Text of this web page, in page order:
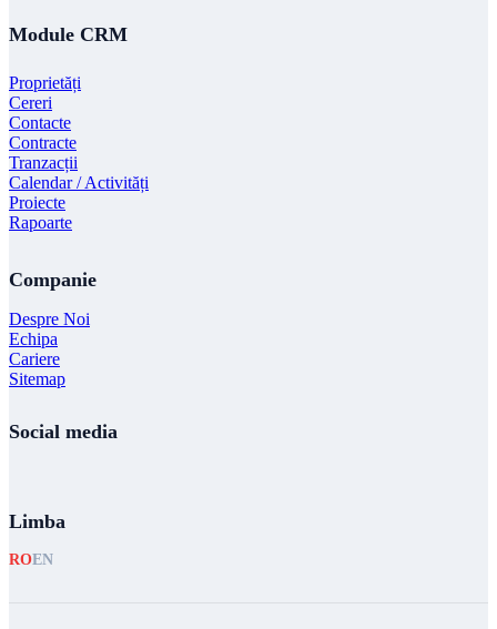
Module CRM
Proprietăți
Cereri
Contacte
Contracte
Tranzacții
Calendar / Activități
Proiecte
Rapoarte
Companie
Despre Noi
Echipa
Cariere
Sitemap
Social media
Limba
ROEN